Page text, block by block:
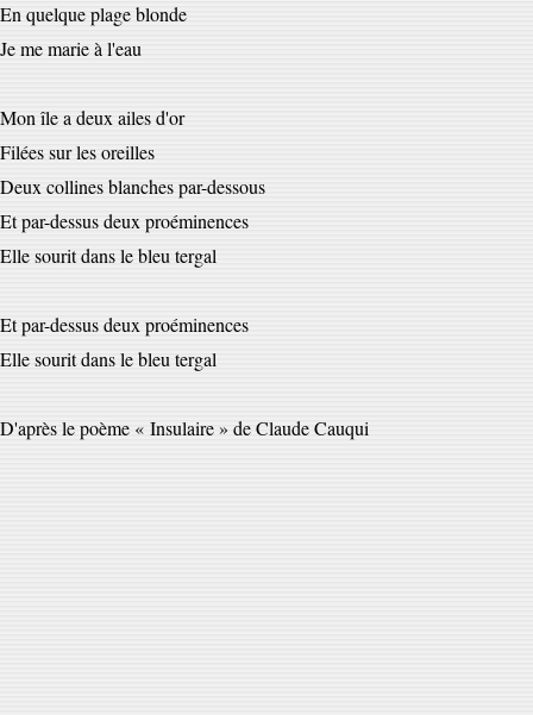
En quelque plage blonde
Je me marie à l'eau
Mon île a deux ailes d'or
Filées sur les oreilles
Deux collines blanches par-dessous
Et par-dessus deux proéminences
Elle sourit dans le bleu tergal
Et par-dessus deux proéminences
Elle sourit dans le bleu tergal
D'après le poème « Insulaire » de Claude Cauqui